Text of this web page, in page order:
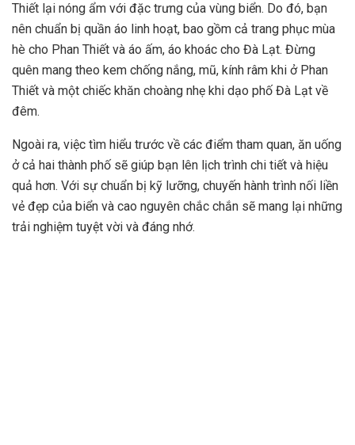
Thiết lại nóng ẩm với đặc trưng của vùng biển. Do đó, bạn
nên chuẩn bị quần áo linh hoạt, bao gồm cả trang phục mùa
hè cho Phan Thiết và áo ấm, áo khoác cho Đà Lạt. Đừng
quên mang theo kem chống nắng, mũ, kính râm khi ở Phan
Thiết và một chiếc khăn choàng nhẹ khi dạo phố Đà Lạt về
đêm.
Ngoài ra, việc tìm hiểu trước về các điểm tham quan, ăn uống
ở cả hai thành phố sẽ giúp bạn lên lịch trình chi tiết và hiệu
quả hơn. Với sự chuẩn bị kỹ lưỡng, chuyến hành trình nối liền
vẻ đẹp của biển và cao nguyên chắc chắn sẽ mang lại những
trải nghiệm tuyệt vời và đáng nhớ.